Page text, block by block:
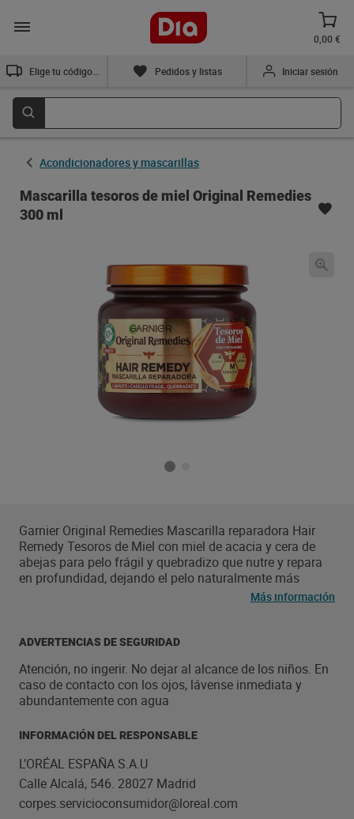
0,00 €
Pedidos y listas Iniciar sesión
Acondicionadores y mascarillas
Mascarilla tesoros de miel Original Remedies
300 ml
Garnier Original Remedies Mascarilla reparadora Hair
Remedy Tesoros de Miel con miel de acacia y cera de
abejas para pelo frágil y quebradizo que nutre y repara
en profundidad, dejando el pelo naturalmente más
Más información
ADVERTENCIAS DE SEGURIDAD
Atención, no ingerir. No dejar al alcance de los niños. En
caso de contacto con los ojos, lávense inmediata y
abundantemente con agua
INFORMACIÓN DEL RESPONSABLE
L’ORÉAL ESPAÑA S.A.U
Calle Alcalá, 546. 28027 Madrid
corpes.servicioconsumidor@loreal.com